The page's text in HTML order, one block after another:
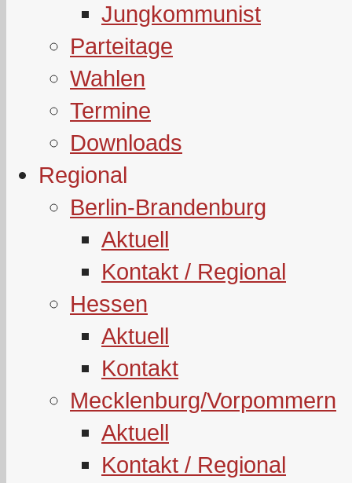
Jungkommunist
Parteitage
Wahlen
Termine
Downloads
Regional
Berlin-Brandenburg
Aktuell
Kontakt / Regional
Hessen
Aktuell
Kontakt
Mecklenburg/Vorpommern
Aktuell
Kontakt / Regional